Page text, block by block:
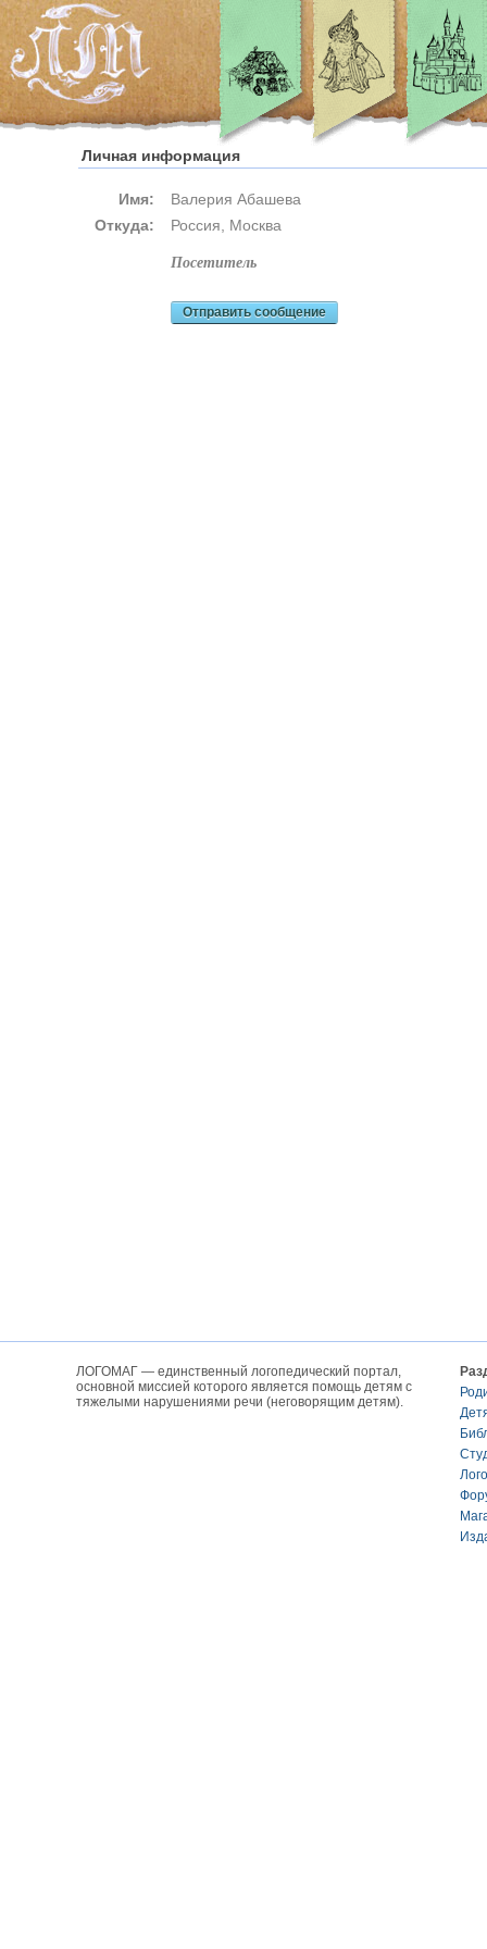
Личная информация
Имя:
Валерия Абашева
Откуда:
Россия, Москва
посетитель
Отправить сообщение
ЛОГОМАГ — единственный логопедический портал,
основной миссией которого является помощь детям с
тяжелыми нарушениями речи (неговорящим детям).